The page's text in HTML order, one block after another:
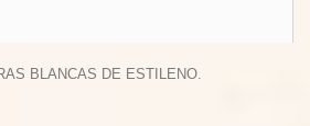
BLANCAS DE ESTILENO.